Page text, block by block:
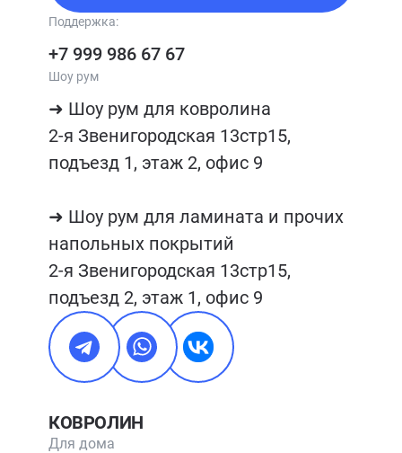
Поддержка:
+7 999 986 67 67
Шоу рум
➜ Шоу рум для ковролина
2-я Звенигородская 13стр15,
подъезд 1, этаж 2, офис 9
➜ Шоу рум для ламината и прочих
напольных покрытий
2-я Звенигородская 13стр15,
подъезд 2, этаж 1, офис 9
КОВРОЛИН
Для дома